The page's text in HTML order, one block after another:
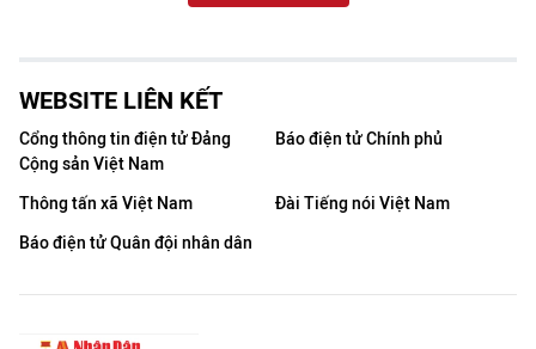
KHOA HỌC - CÔNG NGHỆ
BẠN ĐỌC
KIỂM CHỨNG THÔNG TIN
WEBSITE LIÊN KẾT
Cổng thông tin điện tử Đảng
Cộng sản Việt Nam
Báo điện tử Chính phủ
Thông tấn xã Việt Nam
Đài Tiếng nói Việt Nam
Báo điện tử Quân đội nhân dân